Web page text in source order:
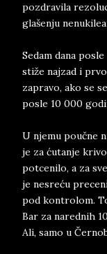
po­zdra­vi­la
glašenju
Se­dam dana
stiže naj­zad i
za­pra­vo, ako se
po­sle 10 000
U nje­mu poučne
je za ćutan­je
pot­ce­ni­lo, a za
je ne­sreću
pod kon­tro­lom.
Bar za na­red­nih
Ali, samo u